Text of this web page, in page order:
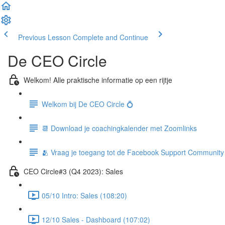
Previous Lesson Complete and Continue
De CEO Circle
Welkom! Alle praktische informatie op een rijtje
Welkom bij De CEO Circle 💍
📆 Download je coachingkalender met Zoomlinks
🫂 Vraag je toegang tot de Facebook Support
CEO Circle#3 (Q4 2023): Sales
05/10 Intro: Sales (108:20)
12/10 Sales - Dashboard (107:02)